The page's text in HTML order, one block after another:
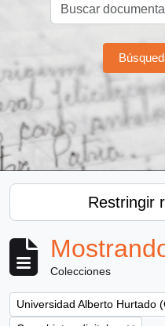
Restringir
Colecciones
Remove filter:
Universidad Alberto Hurtado